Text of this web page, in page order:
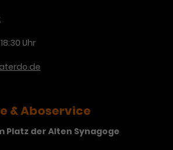
Uhr
& Aboservice
Platz der Alten Synagoge